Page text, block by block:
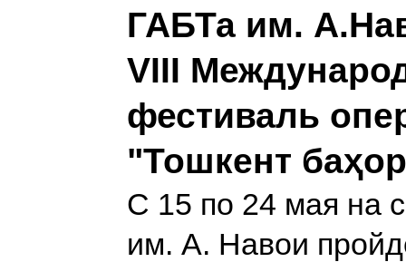
ГАБТа им.
VIII
фестиваль
"Тошкент
С 15 по 24 мая на
им. А. Навои